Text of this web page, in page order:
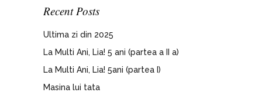
Recent Posts
Ultima zi din 2025
La Multi Ani, Lia! 5 ani (partea a II a)
La Multi Ani, Lia! 5ani (partea I)
Masina lui tata